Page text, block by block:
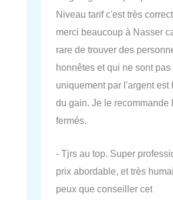
Niveau tarif c'est très
merci beaucoup à Nasser
rare de trouver des
honnêtes et qui ne sont
uniquement par l'argent est
du gain. Je le recommande
fermés.
- Tjrs au top. Super
prix abordable, et très
peux que conseiller cet